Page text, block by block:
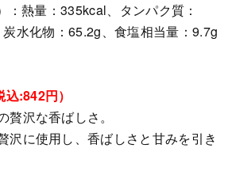
：熱量：335kcal、タンパク質：
水化物：65.2g、食塩相当量：9.7g
:842円）
沢な香ばしさ。
沢に使用し、香ばしさと甘みを引き